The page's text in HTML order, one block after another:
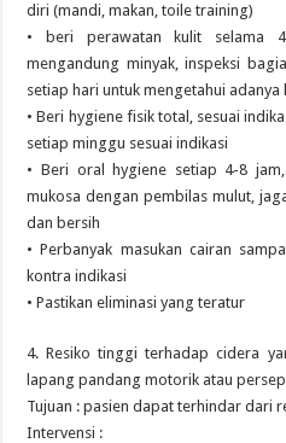
diri (mandi, makan, toile training)
• beri perawatan kulit selama
mengandung minyak, inspeksi
setiap hari untuk mengetahui adanya
• Beri hygiene fisik total, sesuai
setiap minggu sesuai indikasi
• Beri oral hygiene setiap 4-8
mukosa dengan pembilas mulut,
dan bersih
• Perbanyak masukan cairan
kontra indikasi
• Pastikan eliminasi yang teratur
4. Resiko tinggi terhadap cidera
lapang pandang motorik atau
Tujuan : pasien dapat terhindar dari
Intervensi :